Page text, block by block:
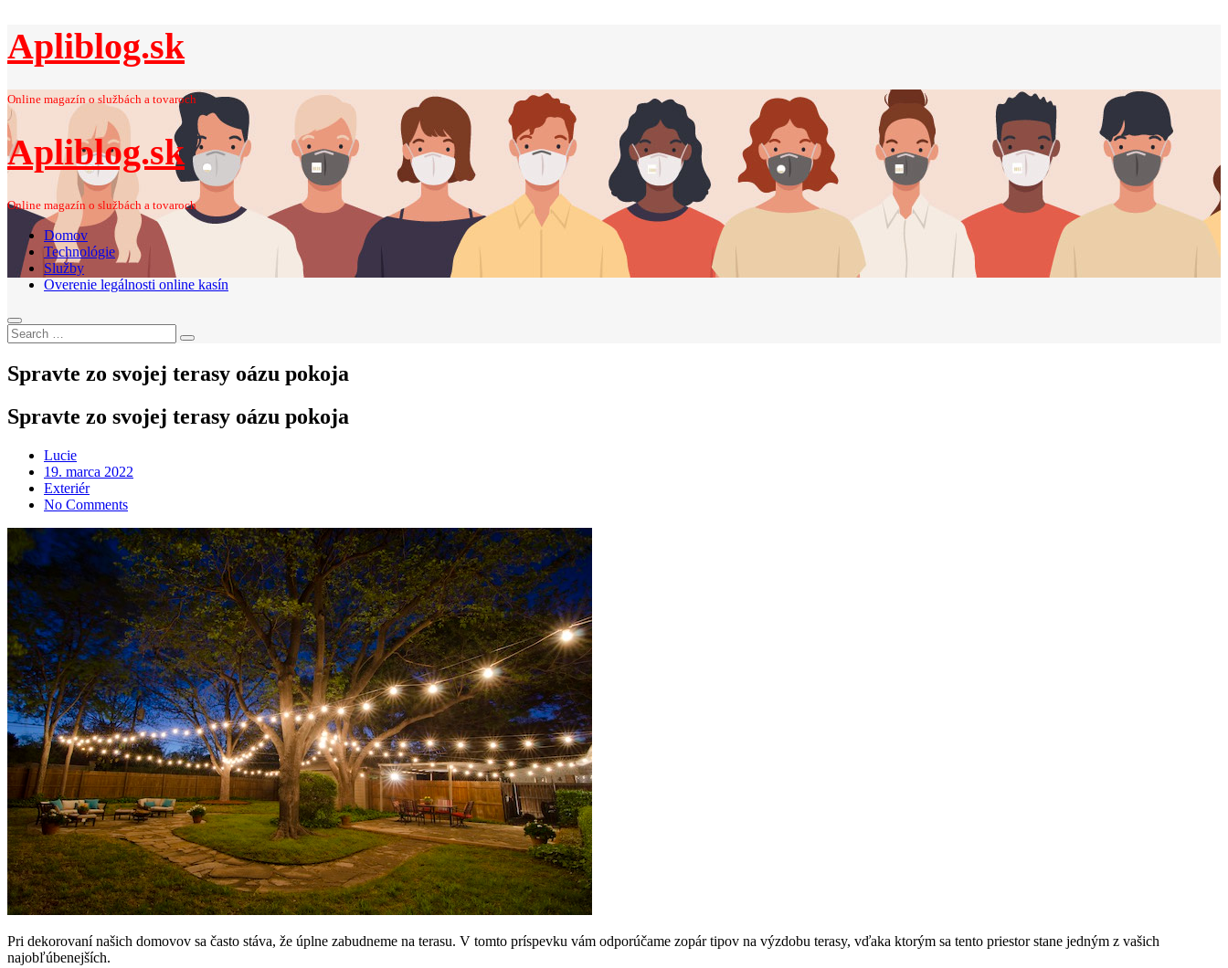
Apliblog.sk
Online magazín o službách a tovaroch
Apliblog.sk
Online magazín o službách a tovaroch
Domov
Technológie
Služby
Overenie legálnosti online kasín
Search
for:
Search
Spravte zo svojej terasy oázu pokoja
Spravte zo svojej terasy oázu pokoja
Lucie
Posted
on
19. marca 2022
Exteriér
No Comments
Pri dekorovaní našich domovov sa často stáva, že úplne zabudneme na terasu. V tomto príspevku vám odporúčame zopár tipov na výzdobu terasy, vďaka ktorým sa tento priestor stane jedným z vašich
najobľúbenejších.